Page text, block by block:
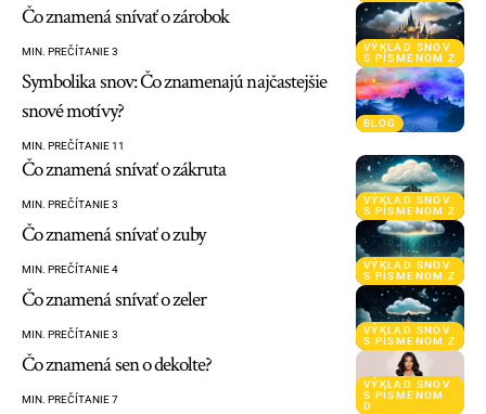
VÝKLAD SNOV
S PÍSMENOM Z
Čo znamená snívať o zárobok
MIN. PREČÍTANIE 3
BLOG
Symbolika snov: Čo znamenajú najčastejšie
snové motívy?
MIN. PREČÍTANIE 11
VÝKLAD SNOV
S PÍSMENOM Z
Čo znamená snívať o zákruta
MIN. PREČÍTANIE 3
VÝKLAD SNOV
S PÍSMENOM Z
Čo znamená snívať o zuby
MIN. PREČÍTANIE 4
VÝKLAD SNOV
S PÍSMENOM Z
Čo znamená snívať o zeler
MIN. PREČÍTANIE 3
VÝKLAD SNOV
S PÍSMENOM
D
Čo znamená sen o dekolte?
MIN. PREČÍTANIE 7